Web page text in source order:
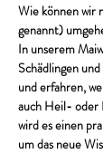
Wie können wir
genannt)
In unserem
Schädlingen
und erfahren,
auch Heil- oder
wird es einen
um das neue